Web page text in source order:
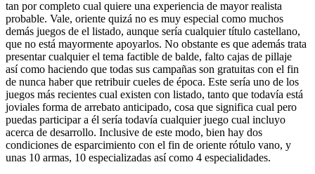
tan por completo cual quiere una experiencia de mayor realista
probable. Vale, oriente quizá no es muy especial como muchos
demás juegos de el listado, aunque serí­a cualquier título castellano,
que no está mayormente apoyarlos. No obstante es que además trata
presentar cualquier el tema factible de balde, falto cajas de pillaje
así­ como haciendo que todas sus campañas son gratuitas con el fin
de nunca haber que retribuir cueles de época. Este serí­a uno de los
juegos más recientes cual existen con listado, tanto que todavía está
joviales forma de arrebato anticipado, cosa que significa cual pero
puedas participar a él serí­a todavía cualquier juego cual incluyo
acerca de desarrollo. Inclusive de este modo, bien hay dos
condiciones de esparcimiento con el fin de oriente rótulo vano, y
unas 10 armas, 10 especializadas así­ como 4 especialidades.